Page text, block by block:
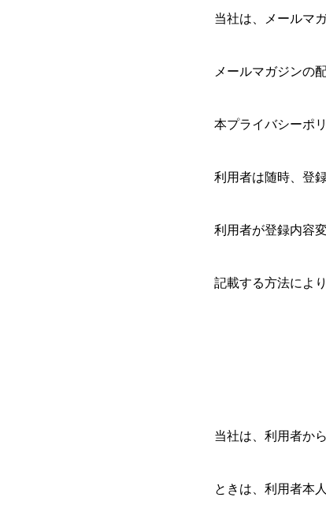
当社は、メールマ
メールマガジンの
本プライバシーポ
利用者は随時、登
利用者が登録内容
記載する方法によ
当社は、利用者か
ときは、利用者本